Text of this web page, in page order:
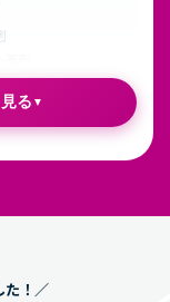
たいから
る
た！／